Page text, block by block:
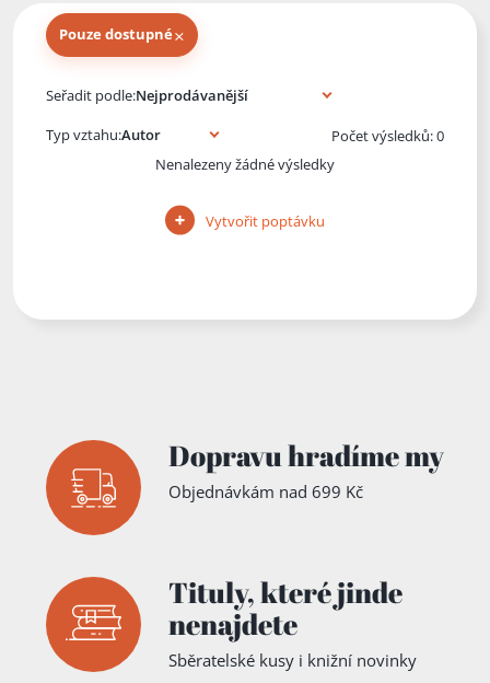
Pouze dostupné×
Seřadit podle:
Typ vztahu:
Počet výsledků: 0
Nenalezeny žádné výsledky
Vytvořit poptávku
Dopravu hradíme my
Objednávkám nad 699 Kč
Tituly,které jinde
nenajdete
Sběratelské kusy i knižní novinky